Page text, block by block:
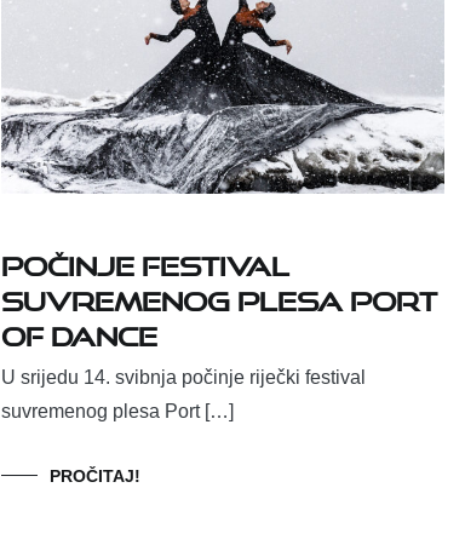
Počinje festival
suvremenog plesa Port
of Dance
U srijedu 14. svibnja počinje riječki festival
suvremenog plesa Port […]
PROČITAJ!